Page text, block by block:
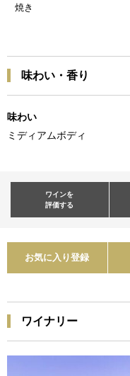
焼き
味わい・香り
味わい
ミディアムボディ
ワインを
評価する
お気に入り登録
ワイナリー